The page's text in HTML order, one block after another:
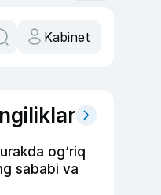
Kabinet
og‘riq
sababi va